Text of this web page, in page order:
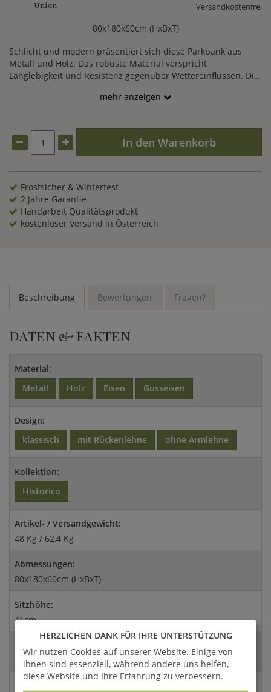
Union
Versandkostenfrei
80x180x60cm (HxBxT)
Schlicht und modern präsentiert sich diese Parkbank aus
Metall und Holz. Das robuste Material verspricht
Langlebigkeit und Resistenz gegenüber Wettereinflüssen. Die
nach Ihren Vorstellungen mit Farben der RAL Palette
individualiseren. Hierzu wenden Sie sich gerne an unseren
mehr anzeigen
In den Warenkorb
Frostsicher & Winterfest
2 Jahre Garantie
Handarbeit Qualitätsprodukt
kostenloser Versand in Österreich
Beschreibung Bewertungen Fragen?
DATEN & FAKTEN
Material:
Metall
Holz Eisen Gusseisen
Design:
klassisch
mit Rückenlehne ohne Armlehne
Kollektion:
Historico
Artikel- / Versandgewicht:
48 Kg / 62,4 Kg
Abmessungen:
80x180x60cm (HxBxT)
Sitzhöhe:
41cm
Spedition
HERZLICHEN DANK FÜR IHRE UNTERSTÜTZUNG
Wir nutzen Cookies auf unserer Website. Einige von
ihnen sind essenziell, während andere uns helfen,
diese Website und Ihre Erfahrung zu verbessern.